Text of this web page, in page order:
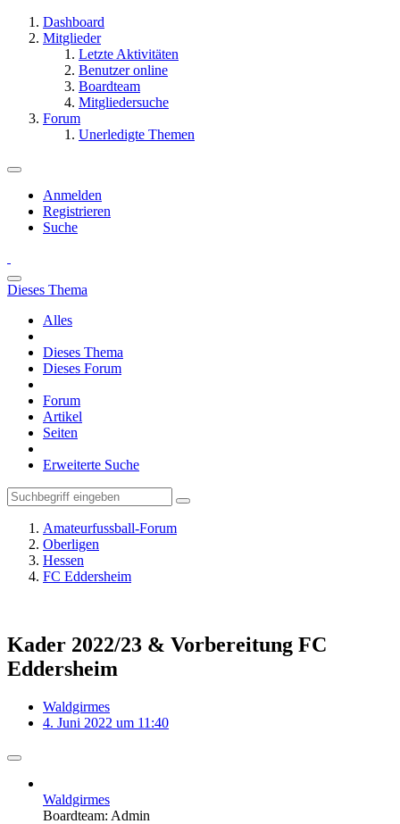
Dashboard
Mitglieder
Letzte Aktivitäten
Benutzer online
Boardteam
Mitgliedersuche
Forum
Unerledigte Themen
Anmelden
Registrieren
Suche
Dieses Thema
Alles
Dieses Thema
Dieses Forum
Forum
Artikel
Seiten
Erweiterte Suche
Amateurfussball-Forum
Oberligen
Hessen
FC Eddersheim
Kader 2022/23 & Vorbereitung FC
Eddersheim
Waldgirmes
4. Juni 2022 um 11:40
Waldgirmes
Boardteam: Admin